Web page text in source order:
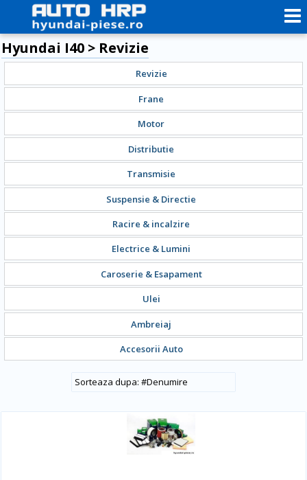
Hyundai I40 > Revizie
Revizie
Frane
Motor
Distributie
Transmisie
Suspensie & Directie
Racire & incalzire
Electrice & Lumini
Caroserie & Esapament
Ulei
Ambreiaj
Accesorii Auto
#Denumire